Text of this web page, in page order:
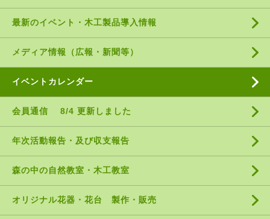
最新のイベント・木工製品導入情報
メディア情報（広報・新聞等）
イベントカレンダー
会員通信 8/4 更新しました
年次活動報告・及び収支報告
森の中の自然教室・木工教室
オリジナル花器・花台 製作・販売